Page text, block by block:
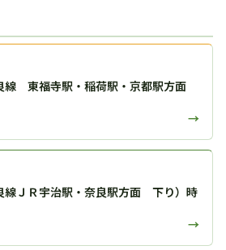
線 東福寺駅・稲荷駅・京都駅方面
→
線ＪＲ宇治駅・奈良駅方面 下り）時
→